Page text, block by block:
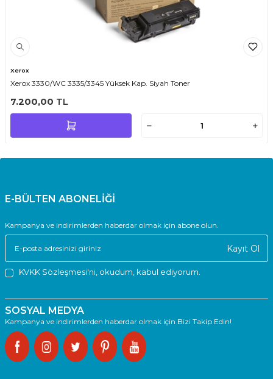
Xerox
Xerox 3330/WC 3335/3345 Yüksek Kap. Siyah Toner
7.200,00 TL
E-BÜLTEN ABONELİĞİ
Kampanya ve indirimlerden haberdar olmak için abone olun.
Kayıt Ol
KVKK Sözleşmesi'ni, okudum, kabul ediyorum.
SOSYAL MEDYA
Kampanya ve indirimlerden haberdar olmak için Bizi Takip Edin!